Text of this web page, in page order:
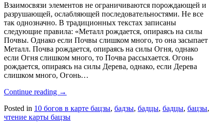
Взаимосвязи элементов не ограничиваются порождающей и
разрушающей, ослабляющей последовательностями. Не все
так однозначно. В традиционных текстах записаны
следующие правила: «Металл рождается, опираясь на силы
Почвы. Однако если Почвы слишком много, то она засыпает
Металл. Почва рождается, опираясь на силы Огня, однако
если Огня слишком много, то Почва рассыхается. Огонь
рождается, опираясь на силы Дерева, однако, если Дерева
слишком много, Огонь…
Continue reading →
Posted in 10 богов в карте бацзы, бадзы, бадцы, бадцы, бацзы,
чтение карты бацзы